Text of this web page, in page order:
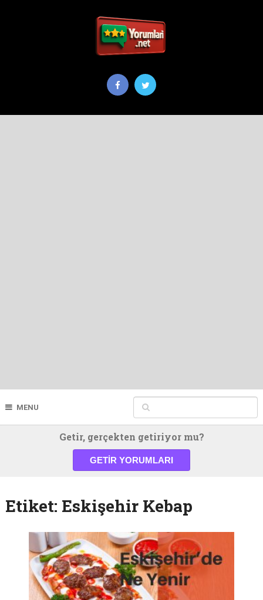
MENU
Getir, gerçekten getiriyor mu?
GETIR YORUMLARI
Etiket: Eskişehir Kebap